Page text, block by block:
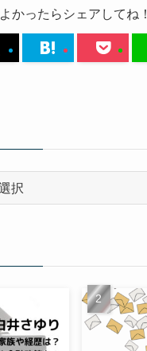
よかったらシェアしてね！